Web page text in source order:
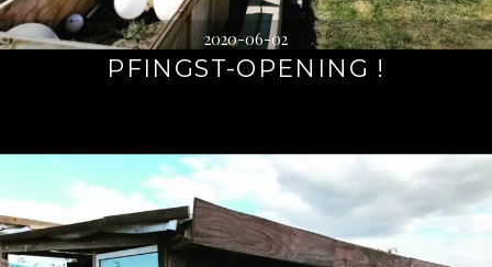
2020-06-02
PFINGST-OPENING !